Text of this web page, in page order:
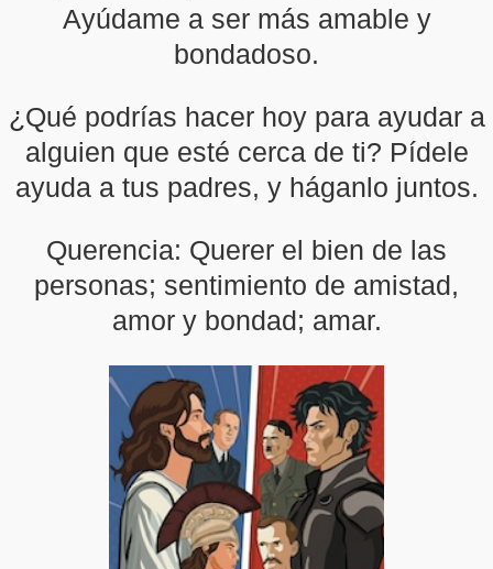
Ayúdame a ser más amable y
bondadoso.
¿Qué podrías hacer hoy para ayudar a
alguien que esté cerca de ti? Pídele
ayuda a tus padres, y háganlo juntos.
Querencia: Querer el bien de las
personas; sentimiento de amistad,
amor y bondad; amar.